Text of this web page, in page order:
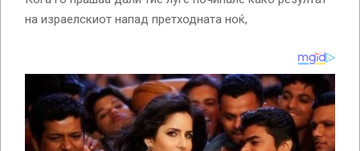
на израелскиот напад претходната ноќ,